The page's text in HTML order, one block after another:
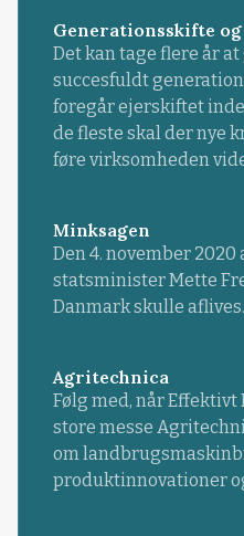
Generationsskifte
Det kan tage flere år
succesfuldt
foregår ejerskiftet
de fleste skal der nye
føre virksomheden
Minksagen
Den 4. november 2020
statsminister Mette
Danmark skulle aflives.
Agritechnica
Følg med, når
store messe
om
produktinnovationer